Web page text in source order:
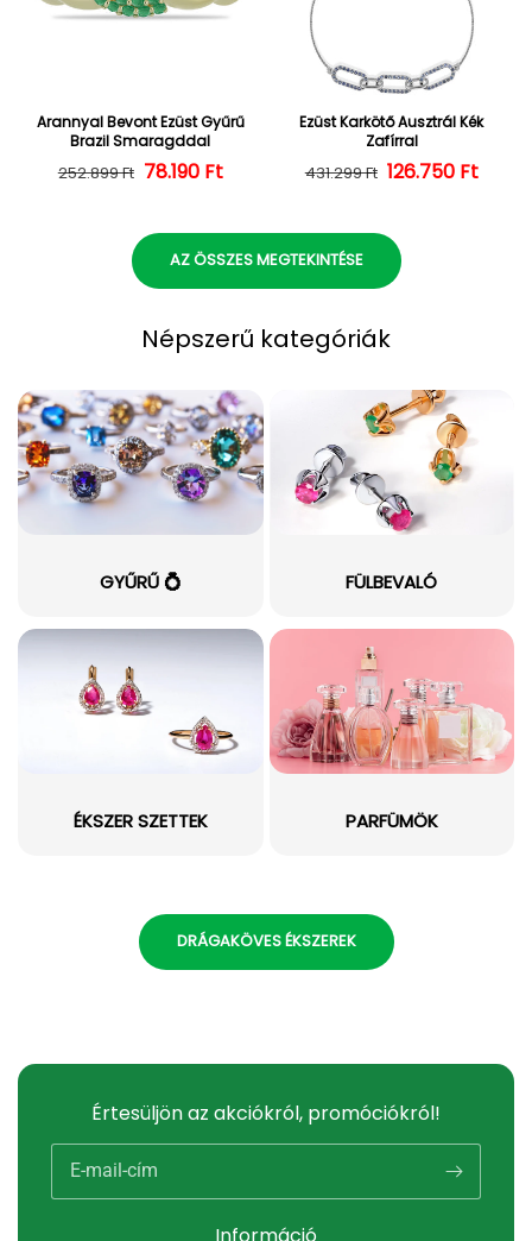
Arannyal Bevont Ezüst Gyűrű
Brazil Smaragddal
Normál ár
252.899 Ft Kedvezményes ár
78.190 Ft
Ezüst Karkötő Ausztrál Kék
Zafírral
Normál ár
431.299 Ft 126.750 Ft
AZ ÖSSZES MEGTEKINTÉSE
Népszerű kategóriák
GYŰRŰ 💍 FÜLBEVALÓ
ÉKSZER SZETTEK PARFÜMÖK
DRÁGAKÖVES ÉKSZEREK
Értesüljön az akciókról, promóciókról!
E-mail-cím